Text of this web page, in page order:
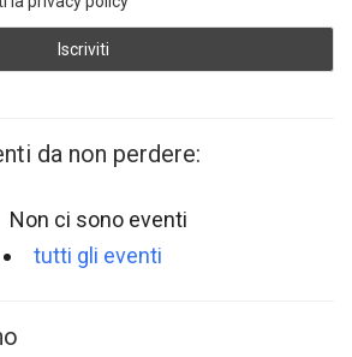
da non perdere:
Non ci sono eventi
tutti gli eventi